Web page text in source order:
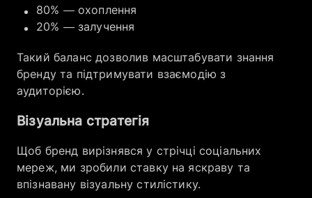
80% — охоплення
20% — залучення
Такий баланс дозволив масштабувати знання
бренду та підтримувати взаємодію з
аудиторією.
Візуальна стратегія
Щоб бренд вирізнявся у стрічці соціальних
мереж, ми зробили ставку на яскраву та
впізнавану візуальну стилістику.